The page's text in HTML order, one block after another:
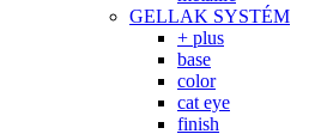
GELLAK SYSTÉM
+ plus
base
color
cat eye
finish